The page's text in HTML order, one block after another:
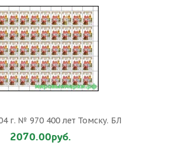
г. № 970 400 лет Томску. БЛ
2070.00руб.